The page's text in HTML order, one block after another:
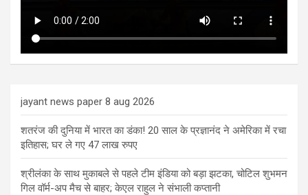
jayant news paper 8 aug 2026
शतरंज की दुनिया में भारत का डंका! 20 साल के प्रज्ञानंद ने अमेरिका में रचा
इतिहास; घर ले गए 47 लाख रुपए
श्रीलंका के साथ मुकाबले से पहले टीम इंडिया को बड़ा झटका, चोटिल शुभमन
गिल वॉर्म-अप मैच से बाहर; केएल राहुल ने संभाली कप्तानी